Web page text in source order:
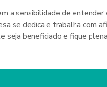
a sensibilidade de
se dedica e trabalha com
seja beneficiado e fique